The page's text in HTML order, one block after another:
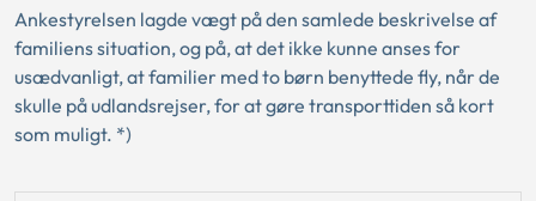
Ankestyrelsen lagde vægt på den samlede beskrivelse af
familiens situation, og på, at det ikke kunne anses for
usædvanligt, at familier med to børn benyttede fly, når de
skulle på udlandsrejser, for at gøre transporttiden så kort
som muligt. *)